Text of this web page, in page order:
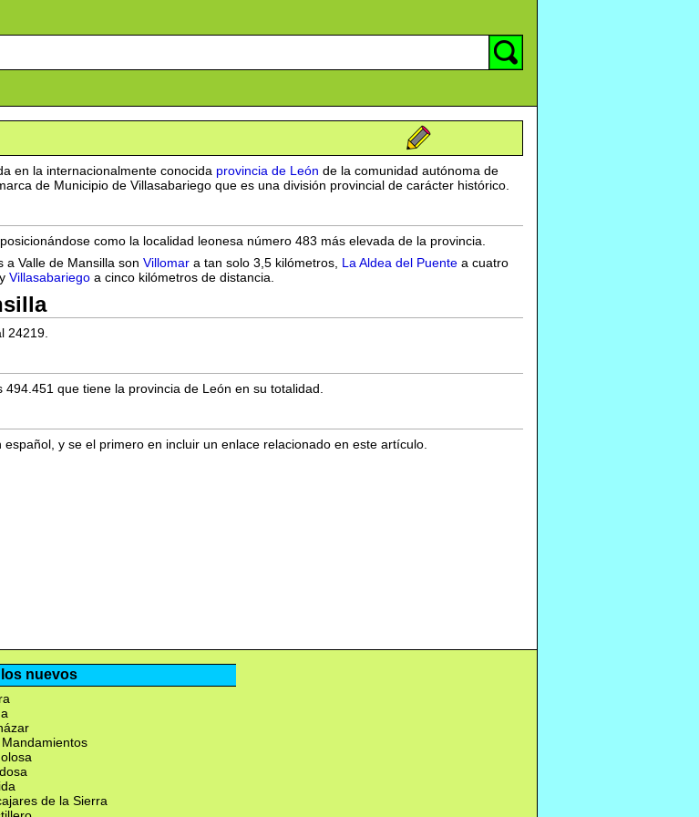
en la internacionalmente conocida provincia de León de la comunidad autónoma de
de Municipio de Villasabariego que es una división provincial de carácter histórico.
como la localidad leonesa número 483 más elevada de la provincia.
a Valle de Mansilla son Villomar a tan solo 3,5 kilómetros, La Aldea del Puente a cuatro
Villasabariego a cinco kilómetros de distancia.
24219.
que tiene la provincia de León en su totalidad.
español, y se el primero en incluir un enlace relacionado en este artículo.
nuevos
Mandamientos
de la Sierra